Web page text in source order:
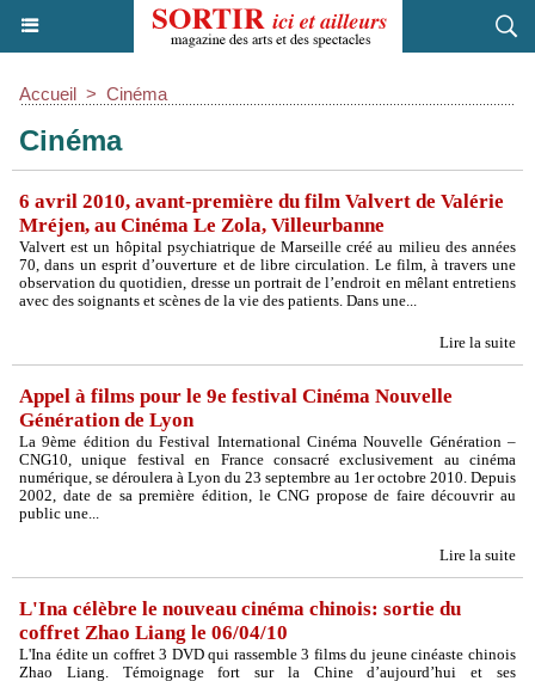
Accueil > Cinéma
Cinéma
6 avril 2010, avant-première du film Valvert de Valérie
Mréjen, au Cinéma Le Zola, Villeurbanne
Valvert est un hôpital psychiatrique de Marseille créé au milieu des années
70, dans un esprit d’ouverture et de libre circulation. Le film, à travers une
observation du quotidien, dresse un portrait de l’endroit en mêlant entretiens
avec des soignants et scènes de la vie des patients. Dans une...
Lire la suite
Appel à films pour le 9e festival Cinéma Nouvelle
Génération de Lyon
La 9ème édition du Festival International Cinéma Nouvelle Génération –
CNG10, unique festival en France consacré exclusivement au cinéma
numérique, se déroulera à Lyon du 23 septembre au 1er octobre 2010. Depuis
2002, date de sa première édition, le CNG propose de faire découvrir au
public une...
Lire la suite
L'Ina célèbre le nouveau cinéma chinois: sortie du
coffret Zhao Liang le 06/04/10
L'Ina édite un coffret 3 DVD qui rassemble 3 films du jeune cinéaste chinois
Zhao Liang. Témoignage fort sur la Chine d’aujourd’hui et ses